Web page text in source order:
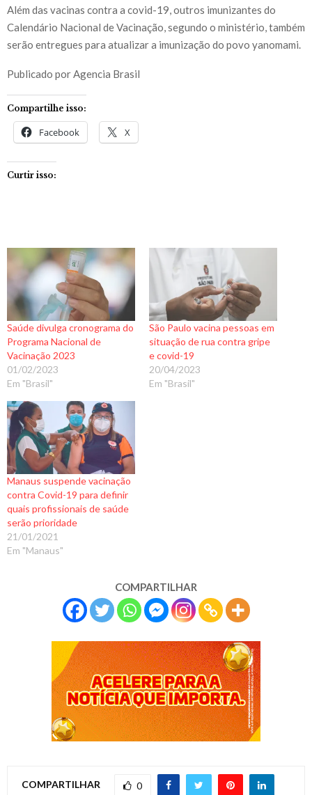
Além das vacinas contra a covid-19, outros imunizantes do
Calendário Nacional de Vacinação, segundo o ministério, também
serão entregues para atualizar a imunização do povo yanomami.
Publicado por Agencia Brasil
Compartilhe isso:
Facebook X
Curtir isso:
Saúde divulga cronograma do
Programa Nacional de
Vacinação 2023
01/02/2023
Em "Brasil"
São Paulo vacina pessoas em
situação de rua contra gripe
e covid-19
20/04/2023
Em "Brasil"
Manaus suspende vacinação
contra Covid-19 para definir
quais profissionais de saúde
serão prioridade
21/01/2021
Em "Manaus"
COMPARTILHAR
COMPARTILHAR 0